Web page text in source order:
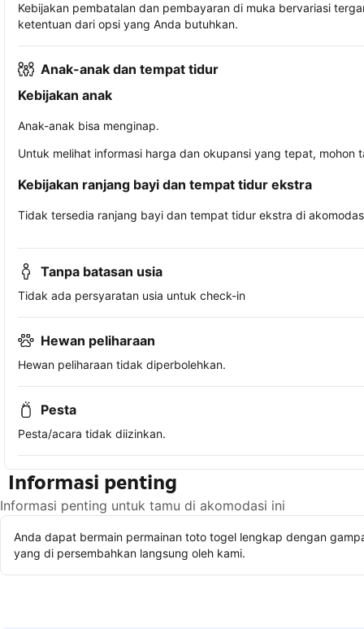
Kebijakan pembatalan dan pembayaran di muka bervariasi
ketentuan dari opsi yang Anda butuhkan.
Anak-anak dan tempat tidur
Kebijakan anak
Anak-anak bisa menginap.
Untuk melihat informasi harga dan okupansi yang tepat,
Kebijakan ranjang bayi dan tempat tidur ekstra
Tidak tersedia ranjang bayi dan tempat tidur ekstra di
Tanpa batasan usia
Tidak ada persyaratan usia untuk check-in
Hewan peliharaan
Hewan peliharaan tidak diperbolehkan.
Pesta
Pesta/acara tidak diizinkan.
Informasi penting
Informasi penting untuk tamu di akomodasi ini
Anda dapat bermain permainan toto togel lengkap dengan
yang di persembahkan langsung oleh kami.